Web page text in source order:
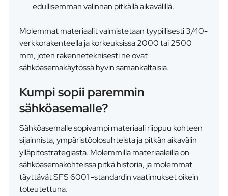
edullisemman valinnan pitkällä aikavälillä.
Molemmat materiaalit valmistetaan tyypillisesti 3/40-
verkkorakenteella ja korkeuksissa 2000 tai 2500
mm, joten rakenneteknisesti ne ovat
sähköasemakäytössä hyvin samankaltaisia.
Kumpi sopii paremmin
sähköasemalle?
Sähköasemalle sopivampi materiaali riippuu kohteen
sijainnista, ympäristöolosuhteista ja pitkän aikavälin
ylläpitostrategiasta. Molemmilla materiaaleilla on
sähköasemakohteissa pitkä historia, ja molemmat
täyttävät SFS 6001 -standardin vaatimukset oikein
toteutettuna.